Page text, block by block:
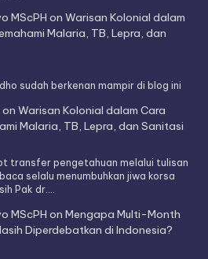
MScPH onWarisan Kolonial dalam
Malaria, TB, Lepra, dan
sudah berkenan mampir di blog ini
onWarisan Kolonial dalam Cara
Malaria, TB, Lepra, dan Sanitasi
transfer pengetahuan melalui tulisan
selalu menumbuhkan jiwa korsa
Pak dr.…
MScPH onMengapa Multi-Month
Diperdebatkan di Indonesia?